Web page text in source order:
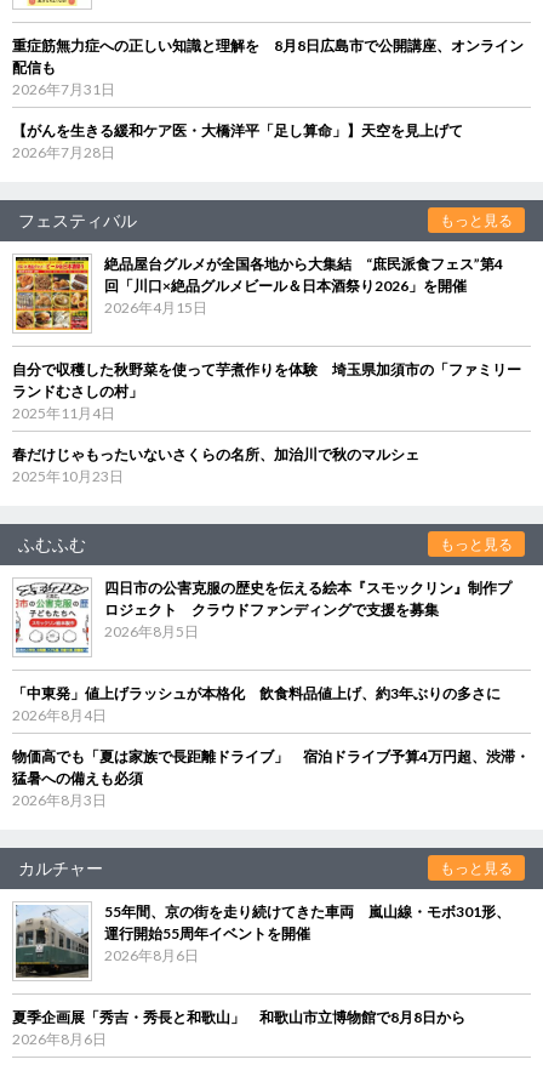
重症筋無力症への正しい知識と理解を 8月8日広島市で公開講座、オンライン
配信も
2026年7月31日
【がんを生きる緩和ケア医・大橋洋平「足し算命」】天空を見上げて
2026年7月28日
フェスティバル もっと見る
絶品屋台グルメが全国各地から大集結 “庶民派食フェス”第4
回「川口×絶品グルメビール＆日本酒祭り2026」を開催
2026年4月15日
自分で収穫した秋野菜を使って芋煮作りを体験 埼玉県加須市の「ファミリー
ランドむさしの村」
2025年11月4日
春だけじゃもったいないさくらの名所、加治川で秋のマルシェ
2025年10月23日
ふむふむ もっと見る
四日市の公害克服の歴史を伝える絵本『スモックリン』制作プ
ロジェクト クラウドファンディングで支援を募集
2026年8月5日
「中東発」値上げラッシュが本格化 飲食料品値上げ、約3年ぶりの多さに
2026年8月4日
物価高でも「夏は家族で長距離ドライブ」 宿泊ドライブ予算4万円超、渋滞・
猛暑への備えも必須
2026年8月3日
カルチャー もっと見る
55年間、京の街を走り続けてきた車両 嵐山線・モボ301形、
運行開始55周年イベントを開催
2026年8月6日
夏季企画展「秀吉・秀長と和歌山」 和歌山市立博物館で8月8日から
2026年8月6日